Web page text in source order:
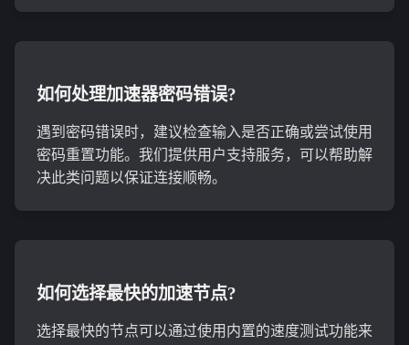
如何处理加速器密码错误?
遇到密码错误时，建议检查输入是否正确或尝试使用
密码重置功能。我们提供用户支持服务，可以帮助解
决此类问题以保证连接顺畅。
如何选择最快的加速节点?
选择最快的节点可以通过使用内置的速度测试功能来